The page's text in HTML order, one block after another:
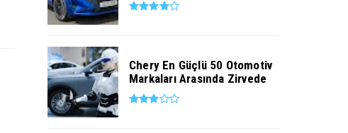
Chery En Güçlü 50 Otomotiv
Markaları Arasında Zirvede